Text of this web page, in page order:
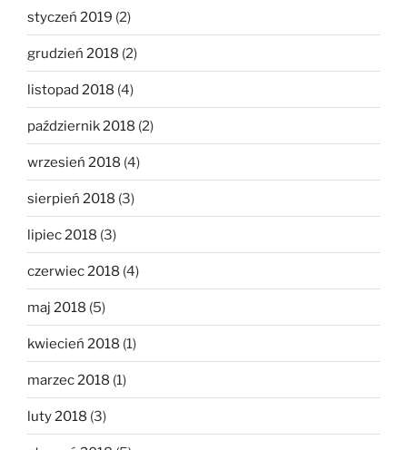
styczeń 2019 (2)
grudzień 2018 (2)
listopad 2018 (4)
październik 2018 (2)
wrzesień 2018 (4)
sierpień 2018 (3)
lipiec 2018 (3)
czerwiec 2018 (4)
maj 2018 (5)
kwiecień 2018 (1)
marzec 2018 (1)
luty 2018 (3)